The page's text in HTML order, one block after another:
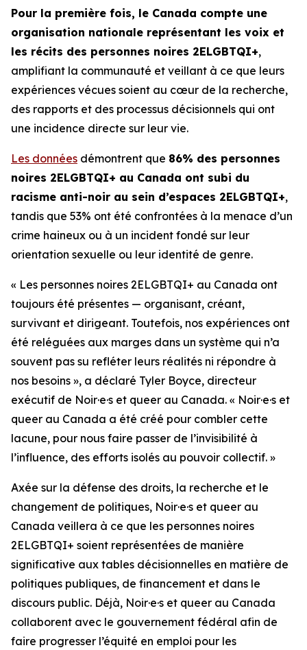
Pour la première fois, le Canada compte une
organisation nationale représentant les voix et
les récits des personnes noires 2ELGBTQI+,
amplifiant la communauté et veillant à ce que leurs
expériences vécues soient au cœur de la recherche,
des rapports et des processus décisionnels qui ont
une incidence directe sur leur vie.
Les données démontrent que 86% des personnes
noires 2ELGBTQI+ au Canada ont subi du
racisme anti-noir au sein d’espaces 2ELGBTQI+,
tandis que 53% ont été confrontées à la menace d’un
crime haineux ou à un incident fondé sur leur
orientation sexuelle ou leur identité de genre.
« Les personnes noires 2ELGBTQI+ au Canada ont
toujours été présentes — organisant, créant,
survivant et dirigeant. Toutefois, nos expériences ont
été reléguées aux marges dans un système qui n’a
souvent pas su refléter leurs réalités ni répondre à
nos besoins », a déclaré Tyler Boyce, directeur
exécutif de Noir·e·s et queer au Canada. « Noir·e·s et
queer au Canada a été créé pour combler cette
lacune, pour nous faire passer de l’invisibilité à
l’influence, des efforts isolés au pouvoir collectif. »
Axée sur la défense des droits, la recherche et le
changement de politiques, Noir·e·s et queer au
Canada veillera à ce que les personnes noires
2ELGBTQI+ soient représentées de manière
significative aux tables décisionnelles en matière de
politiques publiques, de financement et dans le
discours public. Déjà, Noir·e·s et queer au Canada
collaborent avec le gouvernement fédéral afin de
faire progresser l’équité en emploi pour les